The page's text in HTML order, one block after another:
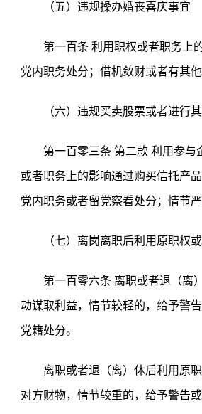
（五）违规操办婚丧喜庆事宜
第一百条 利用职权或者职务上
党内职务处分；借机敛财或者有其
（六）违规买卖股票或者进行
第一百零三条 第二款 利用参
或者职务上的影响通过购买信托产
党内职务或者留党察看处分；情节
（七）离岗离职后利用原职权
第一百零六条 离职或者退（离
动谋取利益，情节较轻的，给予警
党籍处分。
离职或者退（离）休后利用原
对方财物，情节较重的，给予警告